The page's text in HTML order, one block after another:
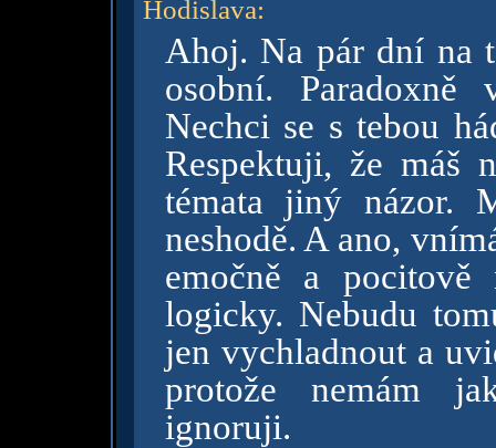
Hodislava:
Ahoj. Na pár dní na
osobní.
Nechci se s tebou
Respektuji, že máš
témata jiný názor.
neshodě. A ano,
emočně a pocitově
logicky. Nebudu
jen vychladnout a
protože nemám
ignoruji.